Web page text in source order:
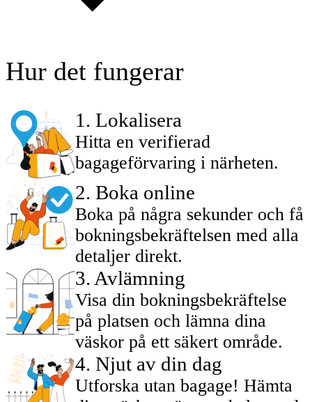
Hur det fungerar
1 . Lokalisera
Hitta en verifierad
bagageförvaring i närheten.
2. Boka online
Boka på några sekunder och få
bokningsbekräftelsen med alla
detaljer direkt.
3. Avlämning
Visa din bokningsbekräftelse
på platsen och lämna dina
väskor på ett säkert område.
4. Njut av din dag
Utforska utan bagage! Hämta